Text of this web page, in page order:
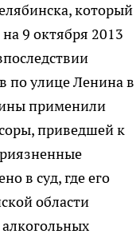
который
9 октября 2013
по улице Ленина в
применили
приведшей к
в суд, где его
области